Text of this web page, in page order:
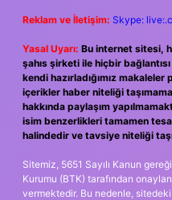
Reklam ve İletişim: Skype:
Yasal Uyarı: Bu internet sitesi,
şahıs şirketi ile hiçbir
kendi hazırladığımız
içerikler haber niteliği
hakkında paylaşım
isim benzerlikleri tamamen
halindedir ve tavsiye niteliği
Sitemiz, 5651 Sayılı Kanun
Kurumu (BTK) tarafından
vermektedir. Bu nedenle,